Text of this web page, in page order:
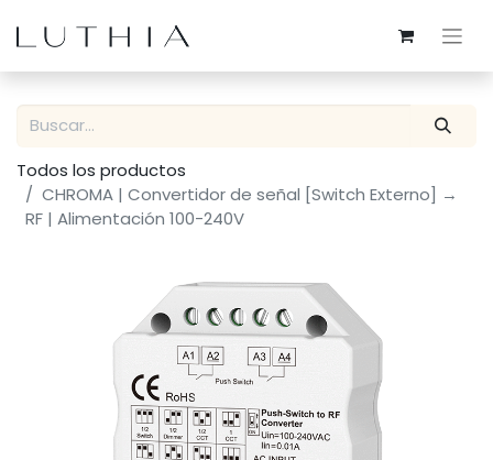
Todos los productos
CHROMA | Convertidor de señal [Switch Externo] →
RF | Alimentación 100-240V